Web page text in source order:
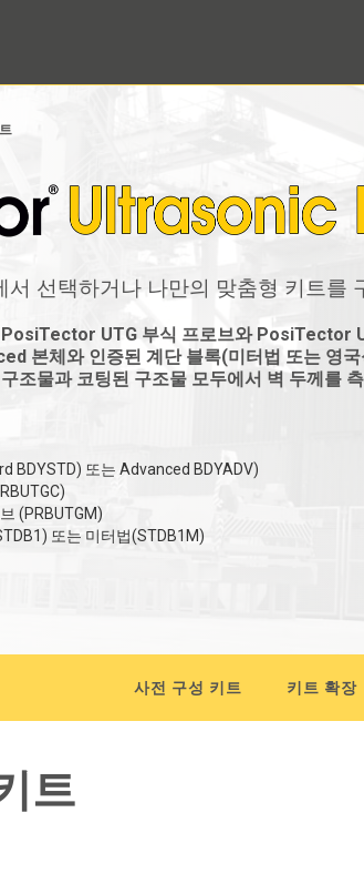
선택하거나 나만의 맞춤형 키트를
UTG 부식 프로브와 PosiTector
본체와 인증된 계단 블록(미터법 또는 영
조물과 코팅된 구조물 모두에서 벽 두께를
BDYSTD) 또는 Advanced BDYADV)
(PRBUTGM)
또는 미터법(STDB1M)
사전 구성 키트 키트 확장
트